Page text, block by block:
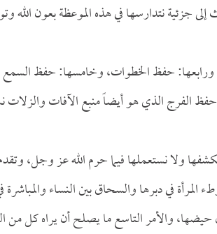
جزئية نتدارسها في هذه الموعظة بعون الله
حفظ الخطوات، وخامسها: حفظ السمع
الفرج الذي هو أيضاً منبع الآفات والزلات
ولا نستعملها فيما حرم الله عز وجل،
في دبرها والسحاق بين النساء والمباشرة
حيضها، والأمر التاسع ما يصلح أن يراه كل